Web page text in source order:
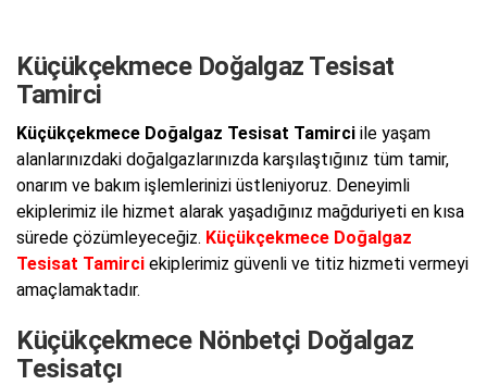
Küçükçekmece Doğalgaz Tesisat
Tamirci
Küçükçekmece Doğalgaz Tesisat Tamirci ile yaşam
alanlarınızdaki doğalgazlarınızda karşılaştığınız tüm tamir,
onarım ve bakım işlemlerinizi üstleniyoruz. Deneyimli
ekiplerimiz ile hizmet alarak yaşadığınız mağduriyeti en kısa
sürede çözümleyeceğiz. Küçükçekmece Doğalgaz
Tesisat Tamirci ekiplerimiz güvenli ve titiz hizmeti vermeyi
amaçlamaktadır.
Küçükçekmece Nönbetçi Doğalgaz
Tesisatçı